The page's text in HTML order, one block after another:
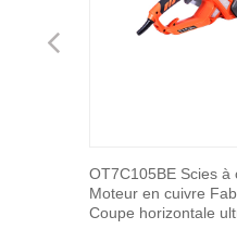
Previous
OT7C105BE Scies
Moteur en cuivre
Coupe horizontale